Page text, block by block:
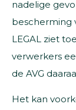
nadelige
bescherming
LEGAL ziet
verwerkers
de AVG
Het kan